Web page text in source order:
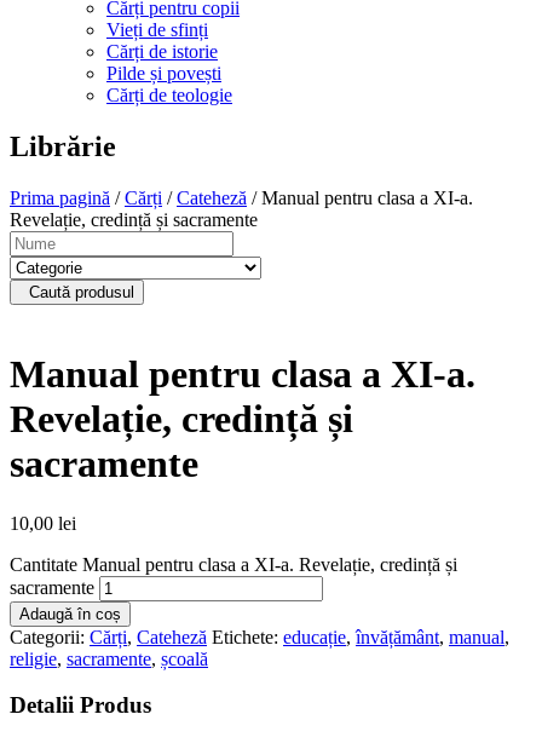
Cărți pentru copii
Vieți de sfinți
Cărți de istorie
Pilde și povești
Cărți de teologie
Librărie
Prima pagină /Cărți /Cateheză / Manual pentru clasa a XI-a.
Revelație, credință și sacramente
Caută produsul
Manual pentru clasa a XI-a.
Revelație, credință și
sacramente
10,00 lei
Cantitate Manual pentru clasa a XI-a. Revelație, credință și
sacramente
Adaugă în coș
Categorii: Cărți, Cateheză Etichete: educație,învățământ, manual,
religie, sacramente, școală
Detalii Produs